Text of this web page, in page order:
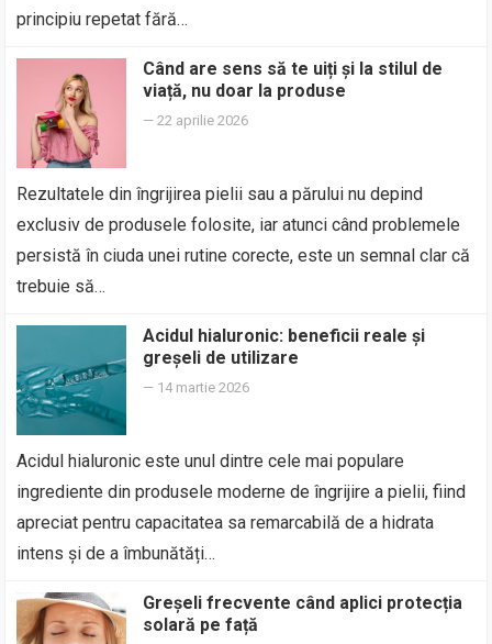
principiu repetat fără…
Când are sens să te uiți și la stilul de
viață, nu doar la produse
—22 aprilie 2026
Rezultatele din îngrijirea pielii sau a părului nu depind
exclusiv de produsele folosite, iar atunci când problemele
persistă în ciuda unei rutine corecte, este un semnal clar că
trebuie să…
Acidul hialuronic: beneficii reale și
greșeli de utilizare
— 14 martie 2026
Acidul hialuronic este unul dintre cele mai populare
ingrediente din produsele moderne de îngrijire a pielii, fiind
apreciat pentru capacitatea sa remarcabilă de a hidrata
intens și de a îmbunătăți…
Greșeli frecvente când aplici protecția
solară pe față